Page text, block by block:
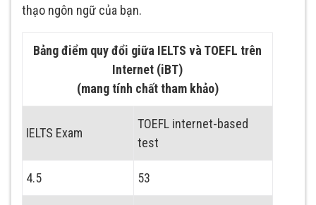
thạo ngôn ngữ của bạn.
Bảng điểm quy đổi giữa IELTS và TOEFL trên
Internet (iBT)
(mang tính chất tham khảo)
IELTS Exam
TOEFL internet-based
test
4.5 53